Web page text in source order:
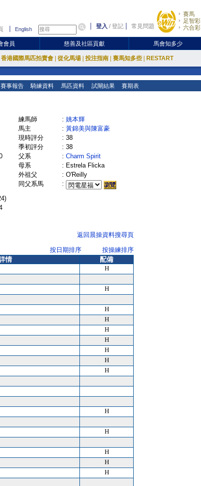
English 登入 /登記 常見問題
賽馬
足智彩
六合彩
會員 慈善及社區貢獻 馬會知多少
香港國際馬匹拍賣會 從化馬場 投注指南 賽馬知多些 RESTART
賽事報告 騎練資料 馬匹資料 試閘結果 賽期表
練馬師 : 姚本輝
馬主
: 黃錦美與陳富豪
現時評分
: 38
季初評分
: 38
父系
: Charm Spirit
母系
: Estrela Flicka
外祖父
: O'Reilly
同父系馬
:
返回晨操資料搜尋頁
按日期排序
按操練排序
情
配備
H
H
H
H
H
H
H
H
H
H
H
H
H
H